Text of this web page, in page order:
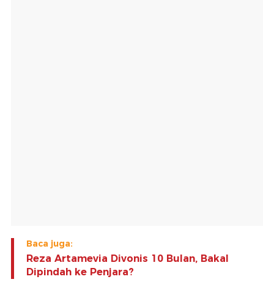
Baca juga:
Reza Artamevia Divonis 10 Bulan, Bakal
Dipindah ke Penjara?